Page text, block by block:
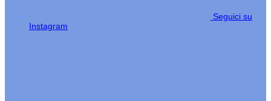
Seguici su
Instagram